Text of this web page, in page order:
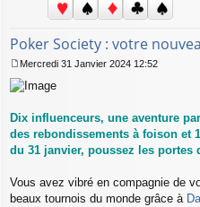
Poker Society : votre
e
s
g
e
Mercredi 31 Janvier 2024 12:52
Dix influenceurs, une aventure
des rebondissements à foison et
du 31 janvier, poussez les portes
Vous avez vibré en compagnie de
beaux tournois du monde grâce à